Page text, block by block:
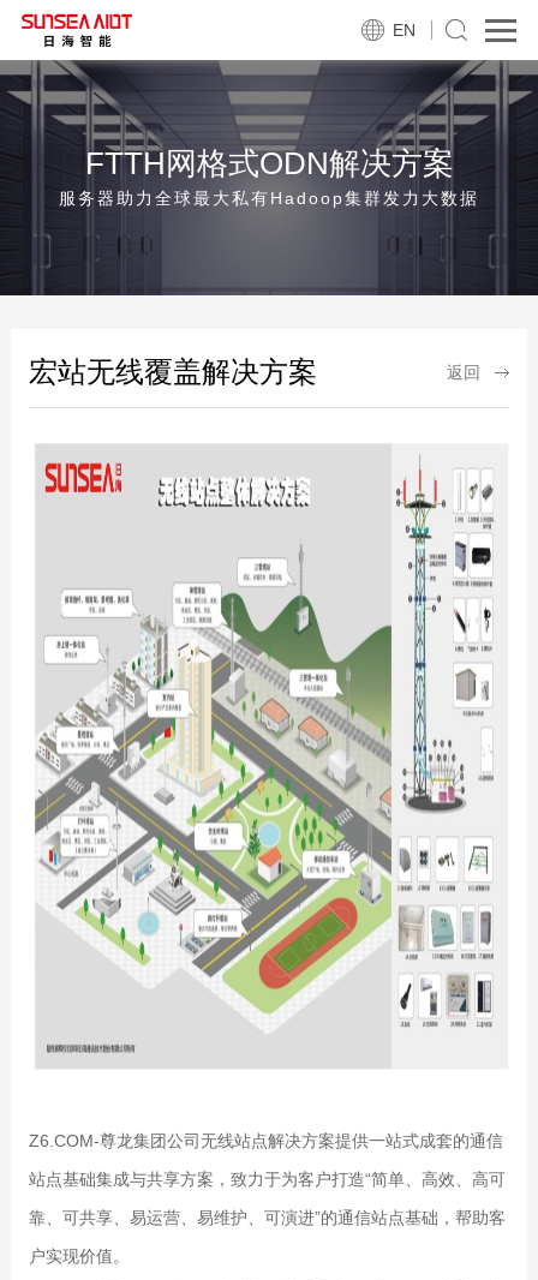
EN
FTTH网格式ODN解决方案
服务器助力全球最大私有Hadoop集群发力大数据
宏站无线覆盖解决方案 返回
Z6.COM-尊龙集团公司无线站点解决方案提供一站式成套的通信
站点基础集成与共享方案，致力于为客户打造“简单、高效、高可
靠、可共享、易运营、易维护、可演进”的通信站点基础，帮助客
户实现价值。